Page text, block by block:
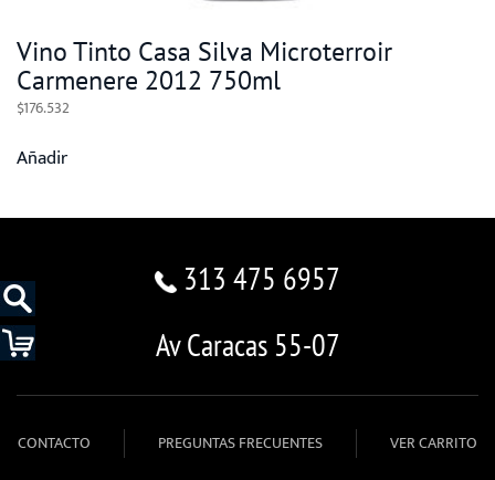
Vino Tinto Casa Silva Microterroir
Carmenere 2012 750ml
$176.532
Añadir
313 475 6957
Av Caracas 55-07
CONTACTO PREGUNTAS FRECUENTES VER CARRITO